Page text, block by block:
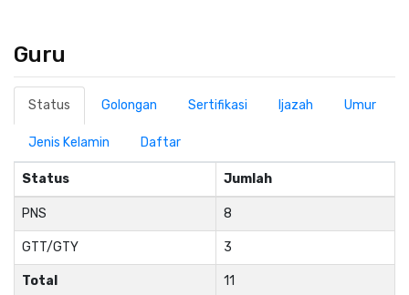
Guru
Status Golongan Sertifikasi Ijazah Umur
Jenis Kelamin Daftar
Status Jumlah
PNS 8
GTT/GTY 3
Total 11